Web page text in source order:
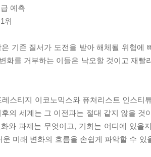
예측
위
기존 질서가 도전을 받아 해체될 위험에
화를 거부하는 이들은 낙오할 것이고 재빨
스티지 이코노믹스와 퓨처리스트 인스티
의 세계는 그 이전과는 절대 같지 않을 것
와 과제는 무엇이고, 기회는 어디에 있을
미래 변화의 흐름을 손쉽게 파악할 수